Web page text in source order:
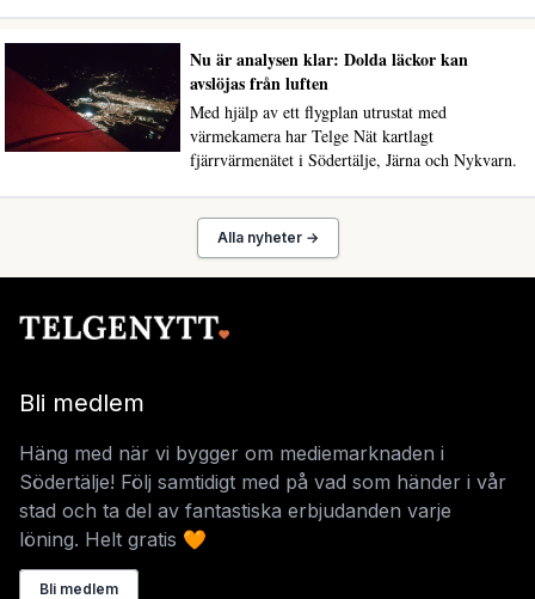
Nu är analysen klar: Dolda läckor kan
avslöjas från luften
Med hjälp av ett flygplan utrustat med
värmekamera har Telge Nät kartlagt
fjärrvärmenätet i Södertälje, Järna och Nykvarn.
Alla nyheter →
Bli medlem
Häng med när vi bygger om mediemarknaden i
Södertälje! Följ samtidigt med på vad som händer i vår
stad och ta del av fantastiska erbjudanden varje
löning. Helt gratis 🧡
Bli medlem